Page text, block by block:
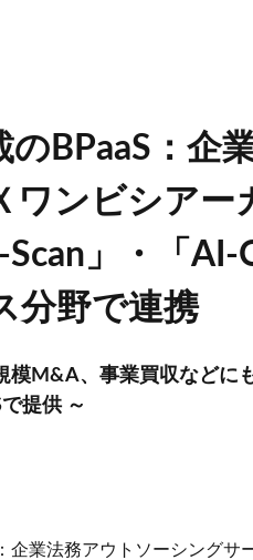
のBPaaS：企
ワンビシアー
」・「
分野で連携
模M&A、事業買収などに
提供 ～
企業法務アウトソーシング